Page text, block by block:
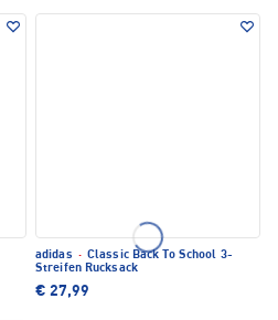
adidas · Classic Back To School 3-
Streifen Rucksack
€ 27,99